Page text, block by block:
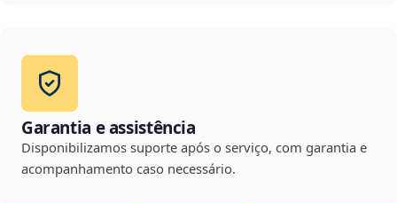
Garantia e assistência
Disponibilizamos suporte após o serviço, com garantia e
acompanhamento caso necessário.